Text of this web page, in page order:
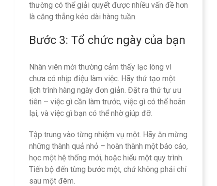
thường có thể giải quyết được nhiều vấn đề hơn
là căng thẳng kéo dài hàng tuần.
Bước 3: Tổ chức ngày của bạn
Nhân viên mới thường cảm thấy lạc lõng vì
chưa có nhịp điệu làm việc. Hãy thử tạo một
lịch trình hàng ngày đơn giản. Đặt ra thứ tự ưu
tiên – việc gì cần làm trước, việc gì có thể hoãn
lại, và việc gì bạn có thể nhờ giúp đỡ.
Tập trung vào từng nhiệm vụ một. Hãy ăn mừng
những thành quả nhỏ – hoàn thành một báo cáo,
học một hệ thống mới, hoặc hiểu một quy trình.
Tiến bộ đến từng bước một, chứ không phải chỉ
sau một đêm.